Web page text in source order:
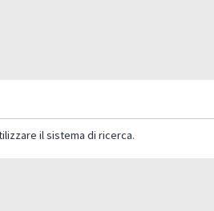
il sistema di ricerca.